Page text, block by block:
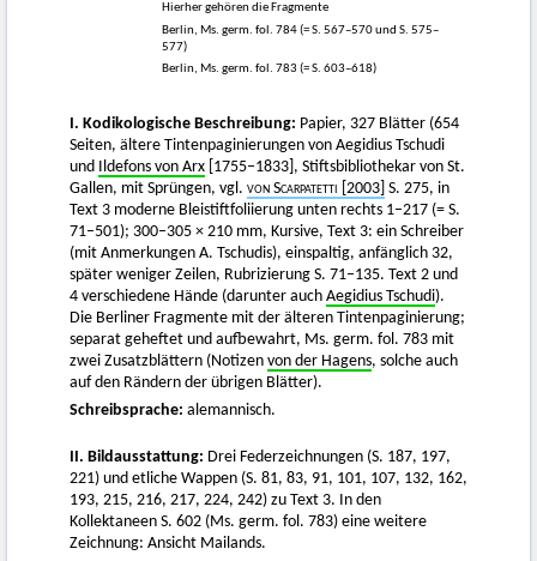
Hierher gehören die Fragmente
Berlin, Ms. germ. fol. 784 (= S. 567–570 und S. 575–
577)
Berlin, Ms. germ. fol. 783 (= S. 603–618)
I. Kodikologische Beschreibung: Papier, 327 Blätter (654
Seiten, ältere Tintenpaginierungen von Aegidius Tschudi
und Ildefons von Arx [1755–1833], Stiftsbibliothekar von St.
Gallen, mit Sprüngen, vgl. von Scarpatetti [2003] S. 275, in
Text 3 moderne Bleistiftfoliierung unten rechts 1–217 (= S.
71–501); 300–305 × 210 mm, Kursive, Text 3: ein Schreiber
(mit Anmerkungen A. Tschudis), einspaltig, anfänglich 32,
später weniger Zeilen, Rubrizierung S. 71–135. Text 2 und
4 verschiedene Hände (darunter auch Aegidius Tschudi).
Die Berliner Fragmente mit der älteren Tintenpaginierung;
separat geheftet und aufbewahrt, Ms. germ. fol. 783 mit
zwei Zusatzblättern (Notizen von der Hagens, solche auch
auf den Rändern der übrigen Blätter).
Schreibsprache: alemannisch.
II. Bildausstattung: Drei Federzeichnungen (S. 187, 197,
221) und etliche Wappen (S. 81, 83, 91, 101, 107, 132, 162,
193, 215, 216, 217, 224, 242) zu Text 3. In den
Kollektaneen S. 602 (Ms. germ. fol. 783) eine weitere
Zeichnung: Ansicht Mailands.